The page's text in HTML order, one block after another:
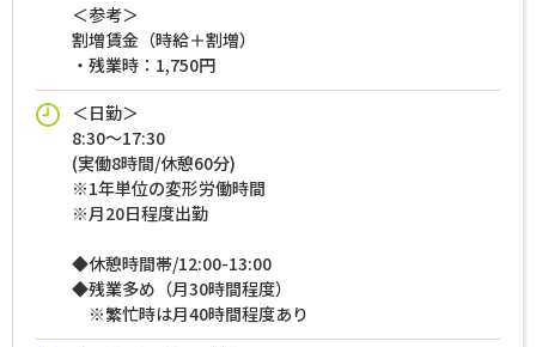
＜参考＞
割増賃金（時給＋割増）
・残業時：1,750円
＜日勤＞
8:30～17:30
(実働8時間/休憩60分)
※1年単位の変形労働時間
※月20日程度出勤
◆休憩時間帯/12:00-13:00
◆残業多め（月30時間程度）
※繁忙時は月40時間程度あり